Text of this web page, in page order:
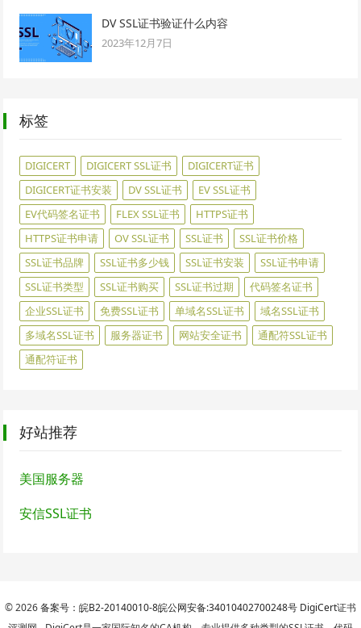
DV SSL证书验证什么内容
2023年12月7日
标签
DIGICERT DIGICERT SSL证书
DIGICERT证书
DIGICERT证书安装
DV SSL证书
EV SSL证书
EV代码签名证书
FLEX SSL证书
HTTPS证书
HTTPS证书申请
OV SSL证书 SSL证书
SSL证书价格
SSL证书品牌
SSL证书多少钱 SSL证书安装
SSL证书申请
SSL证书类型
SSL证书购买 SSL证书过期
代码签名证书
企业SSL证书
免费SSL证书 单域名SSL证书
域名SSL证书
多域名SSL证书
服务器证书 网站安全证书
通配符SSL证书
通配符证书
好站推荐
美国服务器
安信SSL证书
© 2026备案号：皖B2-20140010-8皖公网安备:34010402700248号 DigiCert证书